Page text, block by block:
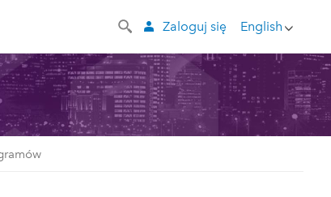
English
Zaloguj się